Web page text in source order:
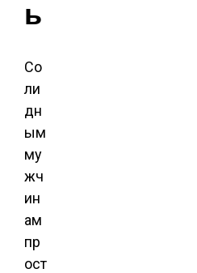
ь
Со
ли
дн
ым
му
жч
ин
ам
пр
ост